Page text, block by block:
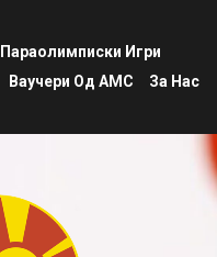
Параолимписки Игри
Ваучери Од АМС За Нас